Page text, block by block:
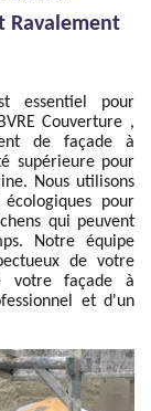
Ravalement
essentiel pour
Couverture ,
de façade à
supérieure pour
Nous utilisons
pour
qui peuvent
Notre équipe
de votre
votre façade à
et d'un